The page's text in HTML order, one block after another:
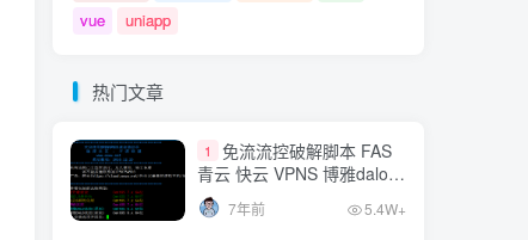
7年前 2.2W+
4
直接调用QQ信息
vue
uniapp
热门文章
1
免流流控破解脚本 FAS
青云 快云 VPNS 博雅dalo最
新集合
7年前 5.4W+